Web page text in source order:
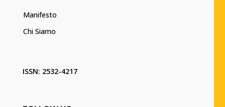
Manifesto
Chi Siamo
ISSN: 2532-4217